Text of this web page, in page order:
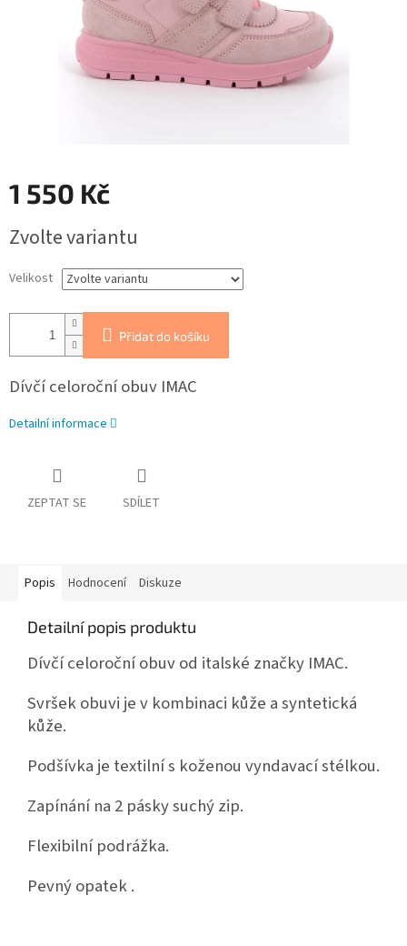
1 550 Kč
cena:
Zvolte variantu
Velikost
Přidat do košíku
Dívčí celoroční obuv IMAC
Detailní informace
ZEPTAT SE SDÍLET
Popis Hodnocení Diskuze
Detailní popis produktu
Dívčí celoroční obuv od italské značky IMAC.
Svršek obuvi je v kombinaci kůže a syntetická
kůže.
Podšívka je textilní s koženou vyndavací stélkou.
Zapínání na 2 pásky suchý zip.
Flexibilní podrážka.
Pevný opatek .